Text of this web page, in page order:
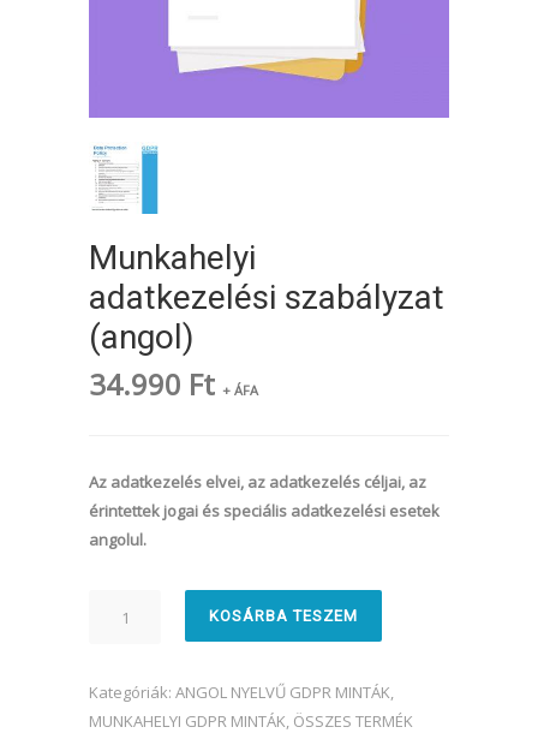
Munkahelyi
adatkezelési szabályzat
(angol)
34.990 Ft + ÁFA
Az adatkezelés elvei, az adatkezelés céljai, az
érintettek jogai és speciális adatkezelési esetek
angolul.
(angol)
mennyiség
KOSÁRBA TESZEM
Kategóriák: ANGOL NYELVŰ GDPR MINTÁK,
MUNKAHELYI GDPR MINTÁK, ÖSSZES TERMÉK